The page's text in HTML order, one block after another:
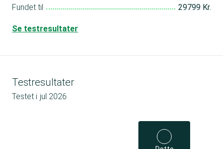
Fundet til 29799 Kr.
Se testresultater
Testresultater
Testet i jul 2026